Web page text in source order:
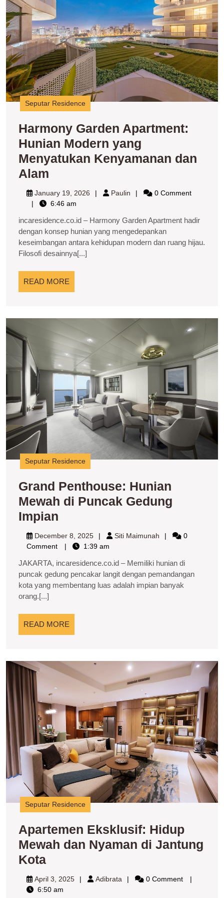
Seputar Residence
Harmony Garden Apartment:
Hunian Modern yang
Menyatukan Kenyamanan dan
Alam
Garden
Apartment:
Hunian
Modern
yang
Kenyamanan
dan
January 19, 2026 JanuaryPaulin Paulin
0 Comment
6:46 am
incaresidence.co.id – Harmony Garden Apartment hadir
dengan konsep hunian yang mengedepankan
keseimbangan antara kehidupan modern dan ruang hijau.
Filosofi desainnya[...]
READ MORE
MORE
Seputar Residence
Grand Penthouse: Hunian
Mewah di Puncak Gedung
Impian
Penthouse:
Hunian
Mewah
di
Puncak
Impian
December 8, 2025December
8,
Siti Maimunah Siti
0
Comment
1:39 am
JAKARTA, incaresidence.co.id – Memiliki hunian di
puncak gedung pencakar langit dengan pemandangan
kota yang membentang luas adalah impian banyak
orang.[...]
READ MORE
MORE
Seputar Residence
Apartemen Eksklusif: Hidup
Mewah dan Nyaman di Jantung
KotaApartemen
Eksklusif:
Hidup
April 3, 2025April
Adibrata Adibrata0 Comment
6:50 am